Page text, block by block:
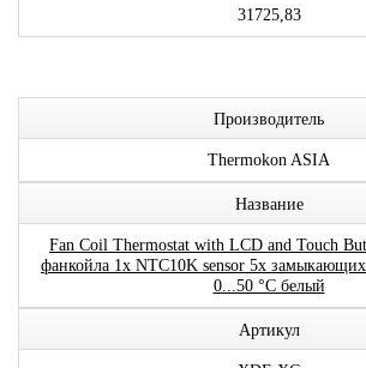
31725,83
Производитель
Thermokon ASIA
Название
Fan Coil Thermostat with LCD and Touch
фанкойла 1x NTC10K sensor 5x
0...50 °C белый
Артикул